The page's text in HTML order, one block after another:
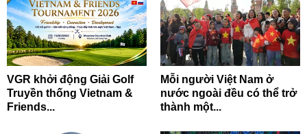
VGR khởi động Giải Golf
Truyền thống Vietnam &
Friends...
Mỗi người Việt Nam ở
nước ngoài đều có thể trở
thành một...